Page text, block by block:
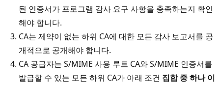
된 인증서가 프로그램 감사 요구 사항을 충족하는지 확인
해야 합니다.
CA는 제약이 없는 하위 CA에 대한 모든 감사 보고서를 공
개적으로 공개해야 합니다.
CA 공급자는 S/MIME 사용 루트 CA와 S/MIME 인증서를
발급할 수 있는 모든 하위 CA가 아래 조건 집합 중 하나 이